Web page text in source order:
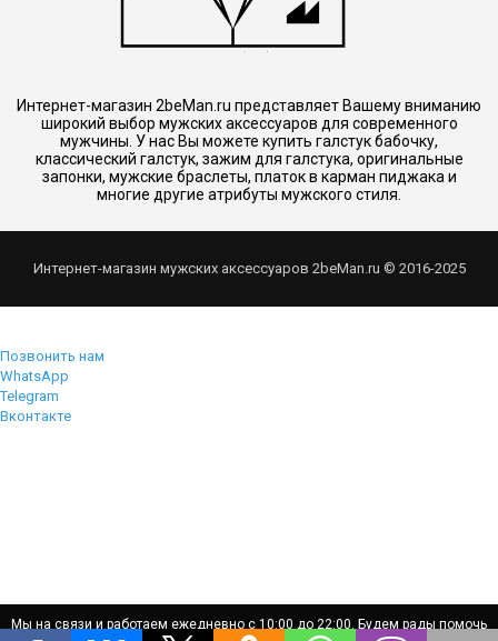
Интернет-магазин 2beMan.ru представляет Вашему вниманию
широкий выбор мужских аксессуаров для современного
мужчины. У нас Вы можете купить галстук бабочку,
классический галстук, зажим для галстука, оригинальные
запонки, мужские браслеты, платок в карман пиджака и
многие другие атрибуты мужского стиля.
Интернет-магазин мужских аксессуаров 2beMan.ru © 2016-2025
Мы на связи и работаем ежедневно с 10:00 до 22:00. Будем рады помочь
Мы на связи и работаем ежедневно с 10:00 до 22:00. Будем рады помочь
Позвонить нам
WhatsApp
Telegram
Вконтакте